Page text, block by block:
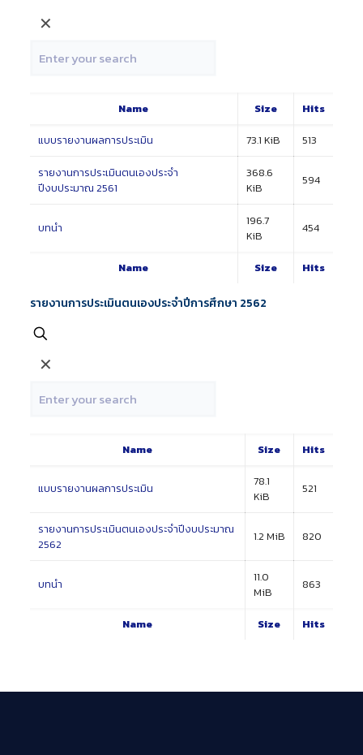
✕
Name Size Hits
Name Size Hits
แบบรายงานผลการประเมิน 73.1 KiB 513
รายงานการประเมินตนเองประจำ
ปีงบประมาณ 2561
368.6
KiB
594
บทนำ
196.7
KiB
454
รายงานการประเมินตนเองประจำปีการศึกษา 2562
✕
Name Size Hits
Name Size Hits
แบบรายงานผลการประเมิน
78.1
KiB
521
รายงานการประเมินตนเองประจำปีงบประมาณ
2562
1.2 MiB 820
บทนำ
11.0
MiB
863